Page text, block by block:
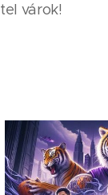
várok!